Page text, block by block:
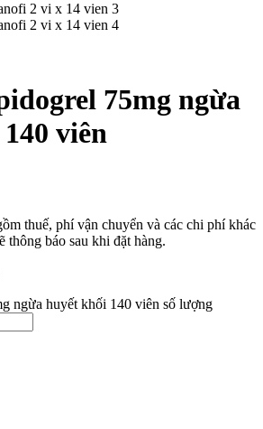
75mg ngừa
viên
thuế, phí vận chuyển và các chi phí khác
thông báo sau khi đặt hàng.
ngừa huyết khối 140 viên số lượng